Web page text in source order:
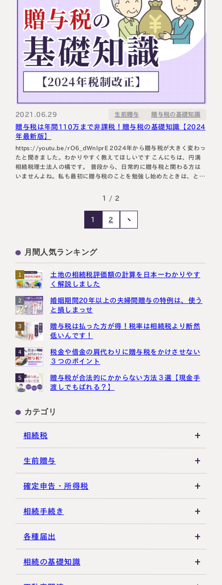
2021.06.29 生前贈与 贈与税の基礎知識
贈与税は年間110万まで非課税！贈与税の基礎知識【2024
年最新版】
https://youtu.be/rO6_dWnIprE 2024年から贈与税が大きく変わっ
たと聞きました。わかりやすく教えてほしいです こんにちは、円満
相続税理士法人の橘です。 普段から、日常的に贈与税と関わる方は
いませんよね。私も最初に贈与税のことを勉強し始めたときは、とて
税・相続税のルールが大きく改正され、これまでのやり方だと損して
1 / 2
1 2
月間人気ランキング
1
土地の相続税評価額の計算を日本一わかりやす
く解説しました
2
婚姻期間20年以上の夫婦間贈与の特例は、使う
と損しまっせ
3
贈与税は払った方が得！税率は相続税より断然
低いんです！
4
税金や借金の肩代わりに贈与税をかけさせない
３つのポイント
5
贈与税が合法的にかからない方法３選【現金手
渡しでもばれる？】
カテゴリ
相続税
相続税の基礎知識
税務調査・申告実務
各種控除・特例
生前贈与
贈与税の基礎知識
贈与の特例制度
生前贈与
その他贈与関連
確定申告・所得税
譲渡所得
その他所得税
相続手続き
遺言書
遺留分
各種届出
税金の納付
相続の基礎知識